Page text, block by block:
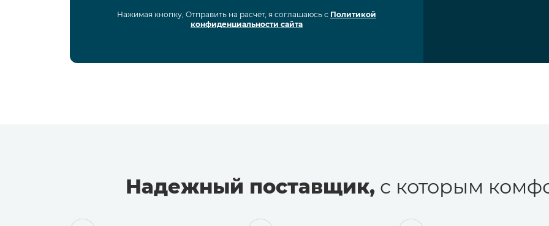
Нажимая кнопку, Отправить на расчёт, я соглашаюсь с Политикой
конфиденциальности сайта
Надежный поставщик, с которым